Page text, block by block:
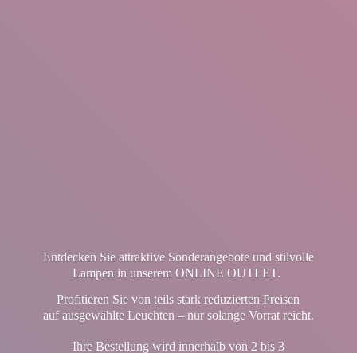
Entdecken Sie attraktive Sonderangebote und stilvolle
Lampen in unserem ONLINE OUTLET.
Profitieren Sie von teils stark reduzierten Preisen
auf ausgewählte Leuchten – nur solange Vorrat reicht.
Ihre Bestellung wird innerhalb von 2 bis 3